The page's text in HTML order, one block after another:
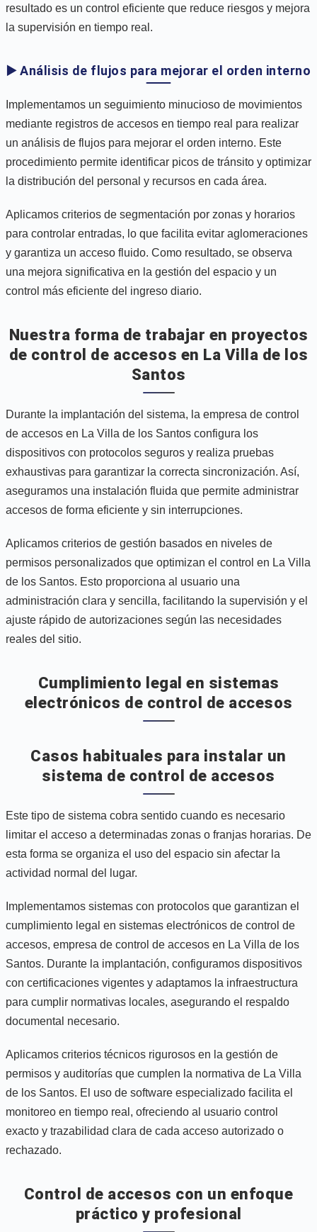
resultado es un control eficiente que reduce riesgos y mejora
la supervisión en tiempo real.
▶️ Análisis de flujos para mejorar el orden interno
Implementamos un seguimiento minucioso de movimientos
mediante registros de accesos en tiempo real para realizar
un análisis de flujos para mejorar el orden interno. Este
procedimiento permite identificar picos de tránsito y optimizar
la distribución del personal y recursos en cada área.
Aplicamos criterios de segmentación por zonas y horarios
para controlar entradas, lo que facilita evitar aglomeraciones
y garantiza un acceso fluido. Como resultado, se observa
una mejora significativa en la gestión del espacio y un
control más eficiente del ingreso diario.
Nuestra forma de trabajar en proyectos
de control de accesos en La Villa de los
Santos
Durante la implantación del sistema, la empresa de control
de accesos en La Villa de los Santos configura los
dispositivos con protocolos seguros y realiza pruebas
exhaustivas para garantizar la correcta sincronización. Así,
aseguramos una instalación fluida que permite administrar
accesos de forma eficiente y sin interrupciones.
Aplicamos criterios de gestión basados en niveles de
permisos personalizados que optimizan el control en La Villa
de los Santos. Esto proporciona al usuario una
administración clara y sencilla, facilitando la supervisión y el
ajuste rápido de autorizaciones según las necesidades
reales del sitio.
Cumplimiento legal en sistemas
electrónicos de control de accesos
Casos habituales para instalar un
sistema de control de accesos
Este tipo de sistema cobra sentido cuando es necesario
limitar el acceso a determinadas zonas o franjas horarias. De
esta forma se organiza el uso del espacio sin afectar la
actividad normal del lugar.
Implementamos sistemas con protocolos que garantizan el
cumplimiento legal en sistemas electrónicos de control de
accesos, empresa de control de accesos en La Villa de los
Santos. Durante la implantación, configuramos dispositivos
con certificaciones vigentes y adaptamos la infraestructura
para cumplir normativas locales, asegurando el respaldo
documental necesario.
Aplicamos criterios técnicos rigurosos en la gestión de
permisos y auditorías que cumplen la normativa de La Villa
de los Santos. El uso de software especializado facilita el
monitoreo en tiempo real, ofreciendo al usuario control
exacto y trazabilidad clara de cada acceso autorizado o
rechazado.
Control de accesos con un enfoque
práctico y profesional